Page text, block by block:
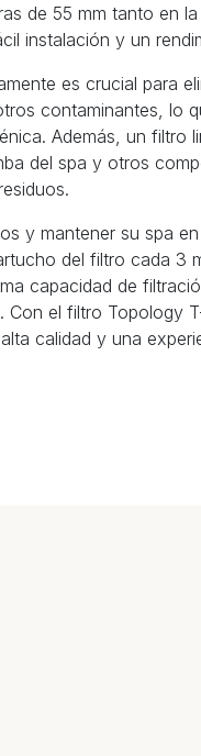
de 55 mm tanto en
instalación y un
es crucial para
contaminantes, lo
Además, un filtro
del spa y otros
y mantener su spa
del filtro cada 3
capacidad de
Con el filtro Topology
calidad y una